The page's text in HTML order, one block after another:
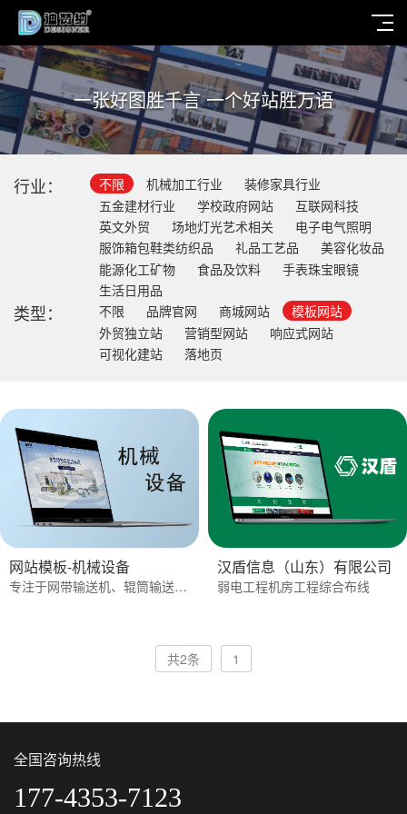
一张好图胜千言 一个好站胜万语
行业： 不限 机械加工行业
装修家具行业
五金建材行业
学校政府网站
互联网科技
英文外贸
场地灯光艺术相关
电子电气照明
服饰箱包鞋类纺织品
礼品工艺品
美容化妆品
能源化工矿物
食品及饮料
手表珠宝眼镜
生活日用品
类型： 不限 品牌官网 商城网站
模板网站
外贸独立站
营销型网站
响应式网站
可视化建站
落地页
网站模板-机械设备
专注于网带输送机、辊筒输送机的全国性输送设备生产销售企业
汉盾信息（山东）有限公司
弱电工程机房工程综合布线
共2条 1
全国咨询热线
177-4353-7123